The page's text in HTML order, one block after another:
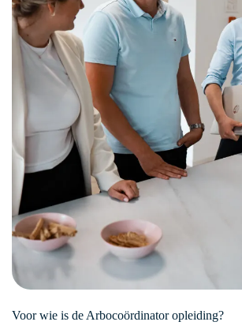
Voor wie is de Arbocoördinator opleiding?